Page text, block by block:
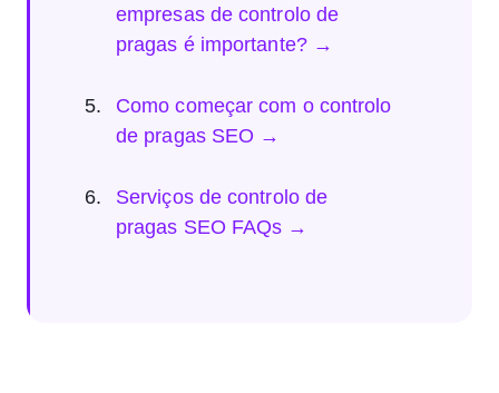
empresas de controlo de
pragas é importante? →
Como começar com o controlo
de pragas SEO →
Serviços de controlo de
pragas SEO FAQs →